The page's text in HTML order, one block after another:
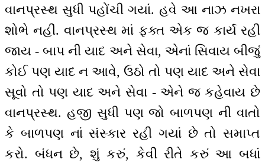
વાનપ્રસ્થ સુધી પહોંચી ગયાં. હવે આ નાઝ નખરા
શોભે નહીં. વાનપ્રસ્થ માં ફક્ત એક જ કાર્ય રહી
જાય - બાપ ની યાદ અને સેવા, એનાં સિવાય બીજું
કોઈ પણ યાદ ન આવે, ઉઠો તો પણ યાદ અને સેવા
સૂવો તો પણ યાદ અને સેવા - એને જ કહેવાય છે
વાનપ્રસ્થ. હજી સુધી પણ જો બાળપણ ની વાતો
કે બાળપણ નાં સંસ્કાર રહી ગયાં છે તો સમાપ્ત
કરો. બંધન છે, શું કરું, કેવી રીતે કરું આ બધાં